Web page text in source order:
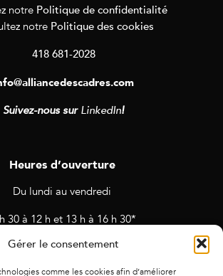
Gérer le consentement
comme les cookies afin d’améliorer
notre Politique de confidentialité
notre Politique des cookies
418 681-2028
Suivez-nous sur LinkedIn!
Heures d’ouverture
Du lundi au vendredi
30 à 12 h et 13 h à 16 h 30*
à changement en cas de rendez-vous et